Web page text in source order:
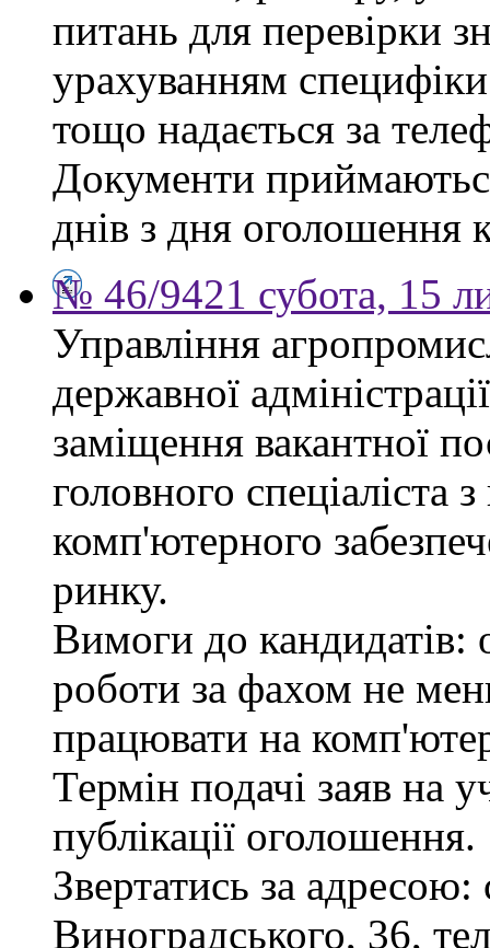
питань для перевірки
урахуванням
тощо надається за
Документи
днів з дня оголошення
№ 46/9421 субота, 15
Управління
державної
заміщення вакантної
головного спеціаліста
комп'ютерного
ринку.
Вимоги до
роботи за фахом не
працювати на
Термін подачі заяв на
публікації оголошення.
Звертатись за
Виноградського, 36,